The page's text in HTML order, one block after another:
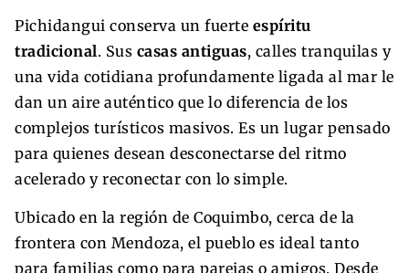
Pichidangui conserva un fuerte espíritu
tradicional. Sus casas antiguas, calles tranquilas y
una vida cotidiana profundamente ligada al mar le
dan un aire auténtico que lo diferencia de los
complejos turísticos masivos. Es un lugar pensado
para quienes desean desconectarse del ritmo
acelerado y reconectar con lo simple.
Ubicado en la región de Coquimbo, cerca de la
frontera con Mendoza, el pueblo es ideal tanto
para familias como para parejas o amigos. Desde